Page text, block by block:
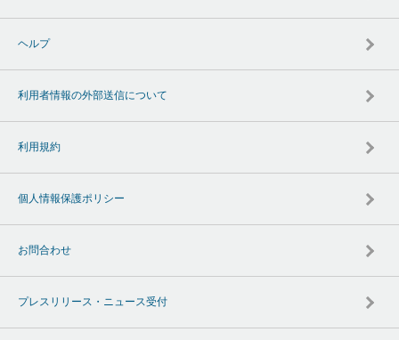
ヘルプ
利用者情報の外部送信について
利用規約
個人情報保護ポリシー
お問合わせ
プレスリリース・ニュース受付